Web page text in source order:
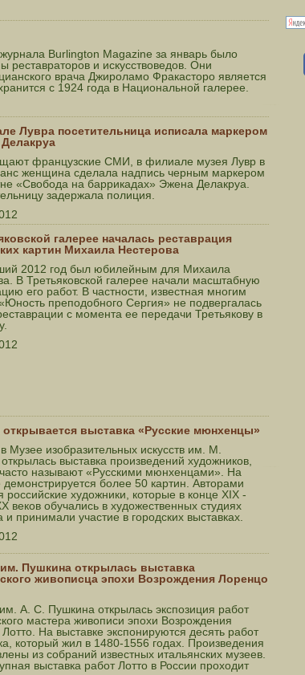
Burlington Magazine за январь было
реставраторов и искусствоведов. Они
врача Джироламо Фракасторо является
с 1924 года в Национальной галерее.
Лувра посетительница исписала маркером
Делакруа
французские СМИ, в филиале музея Лувр в
женщина сделала надпись черным маркером
«Свобода на баррикадах» Эжена Делакруа.
задержала полиция.
галерее началась реставрация
картин Михаила Нестерова
2012 год был юбилейным для Михаила
В Третьяковской галерее начали масштабную
его работ. В частности, известная многим
преподобного Сергия» не подвергалась
с момента ее передачи Третьякову в
выставка «Русские мюнхенцы»
Музее изобразительных искусств им. М.
выставка произведений художников,
называют «Русскими мюнхенцами». На
демонстрируется более 50 картин. Авторами
российские художники, которые в конце XIX -
веков обучались в художественных студиях
принимали участие в городских выставках.
Пушкина открылась выставка
живописца эпохи Возрождения Лоренцо
А. С. Пушкина открылась экспозиция работ
мастера живописи эпохи Возрождения
На выставке экспонируются десять работ
который жил в 1480-1556 годах. Произведения
из собраний известных итальянских музеев.
выставка работ Лотто в России проходит